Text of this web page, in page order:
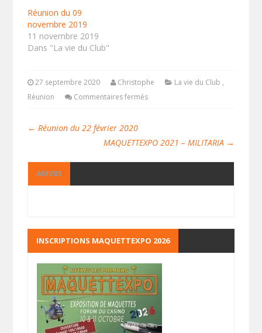
Réunion du 09
novembre 2019
11 novembre 2019
Dans "La vie du Club"
27 septembre 2020 Christophe La vie du Club ,
Réunion
Commentaires fermés
← Réunion du 22 février 2020
MAQUETTEXPO 2021 – MILITARIA →
AMV83
INSCRIPTIONS MAQUETTEXPO 2026